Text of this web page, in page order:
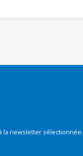
la newsletter sélectionnée.